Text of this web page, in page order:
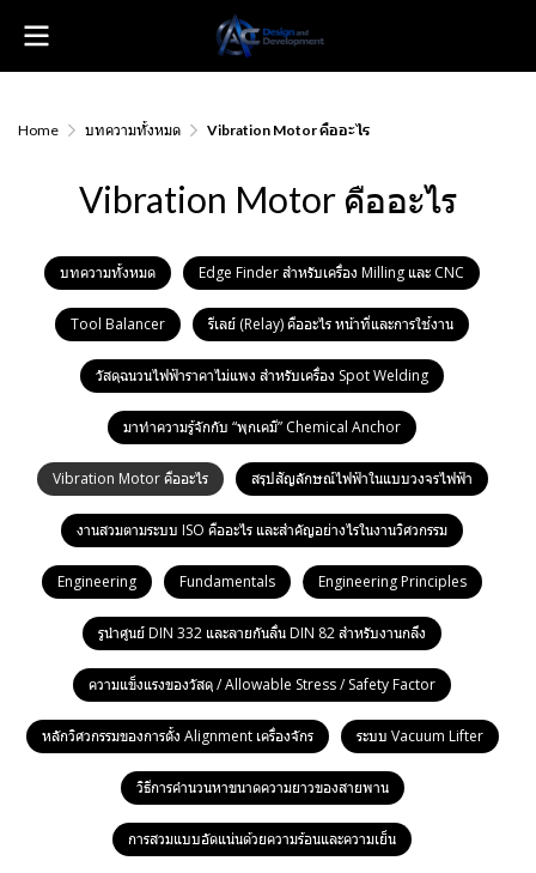
Home บทความทั้งหมด Vibration Motor คืออะไร
Vibration Motor คืออะไร
บทความทั้งหมด Edge Finder สำหรับเครื่อง Milling และ CNC
Tool Balancer รีเลย์ (Relay) คืออะไร หน้าที่และการใช้งาน
วัสดุฉนวนไฟฟ้าราคาไม่แพง สำหรับเครื่อง Spot Welding
มาทำความรู้จักกับ “พุกเคมี” Chemical Anchor
Vibration Motor คืออะไร สรุปสัญลักษณ์ไฟฟ้าในแบบวงจรไฟฟ้า
งานสวมตามระบบ ISO คืออะไร และสำคัญอย่างไรในงานวิศวกรรม
Engineering Fundamentals Engineering Principles
รูนำศูนย์ DIN 332 และลายกันลื่น DIN 82 สำหรับงานกลึง
ความแข็งแรงของวัสดุ / Allowable Stress / Safety Factor
หลักวิศวกรรมของการตั้ง Alignment เครื่องจักร ระบบ Vacuum Lifter
วิธีการคำนวนหาขนาดความยาวของสายพาน
การสวมแบบอัดแน่นด้วยความร้อนและความเย็น